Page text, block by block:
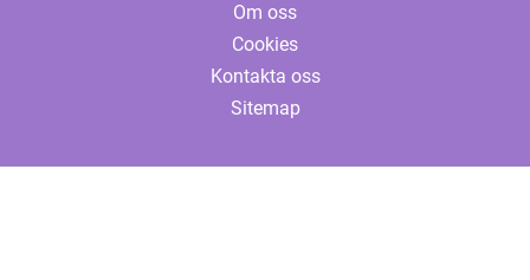
Om oss
Cookies
Kontakta oss
Sitemap